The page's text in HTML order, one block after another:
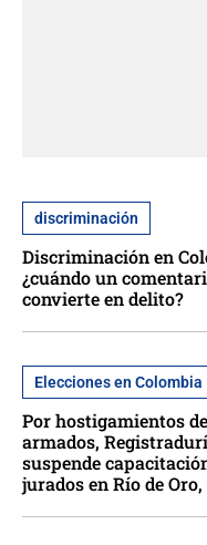
discriminación
Discriminación en
¿cuándo un
convierte en delito?
Elecciones en Colombia
Por hostigamientos
armados,
suspende
jurados en Río de Oro,